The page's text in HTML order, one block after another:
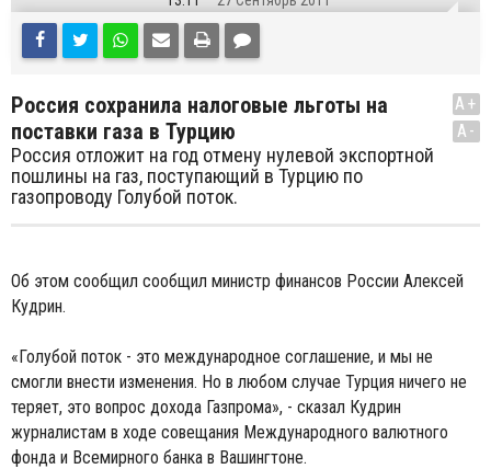
Россия сохранила налоговые льготы на
поставки газа в Турцию
Россия отложит на год отмену нулевой экспортной
пошлины на газ, поступающий в Турцию по
газопроводу Голубой поток.
A+
A-
Об этом сообщил сообщил министр финансов России Алексей
Кудрин.
«Голубой поток - это международное соглашение, и мы не
смогли внести изменения. Но в любом случае Турция ничего не
теряет, это вопрос дохода Газпрома», - сказал Кудрин
журналистам в ходе совещания Международного валютного
фонда и Всемирного банка в Вашингтоне.